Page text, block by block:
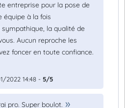
entreprise pour la pose de
équipe à la fois
la qualité de
Aucun reproche les
foncer en toute confiance.
2022 14:48 - 5/5
pro. Super boulot.